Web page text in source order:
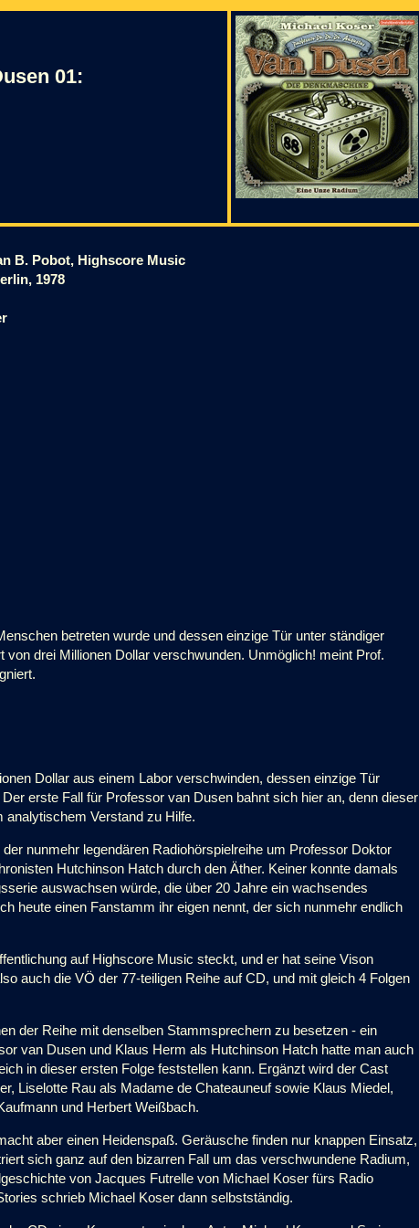
01:
B. Pobot, Highscore Music
1978
betreten wurde und dessen einzige Tür unter ständiger
drei Millionen Dollar verschwunden. Unmöglich! meint Prof.
Dollar aus einem Labor verschwinden, dessen einzige Tür
erste Fall für Professor van Dusen bahnt sich hier an, denn dieser
Verstand zu Hilfe.
nunmehr legendären Radiohörspielreihe um Professor Doktor
Hutchinson Hatch durch den Äther. Keiner konnte damals
auswachsen würde, die über 20 Jahre ein wachsendes
heute einen Fanstamm ihr eigen nennt, der sich nunmehr endlich
auf Highscore Music steckt, und er hat seine Vison
auch die VÖ der 77-teiligen Reihe auf CD, und mit gleich 4 Folgen
der Reihe mit denselben Stammsprechern zu besetzen - ein
van Dusen und Klaus Herm als Hutchinson Hatch hatte man auch
in dieser ersten Folge feststellen kann. Ergänzt wird der Cast
Liselotte Rau als Madame de Chateauneuf sowie Klaus Miedel,
und Herbert Weißbach.
aber einen Heidenspaß. Geräusche finden nur knappen Einsatz,
sich ganz auf den bizarren Fall um das verschwundene Radium,
von Jacques Futrelle von Michael Koser fürs Radio
schrieb Michael Koser dann selbstständig.